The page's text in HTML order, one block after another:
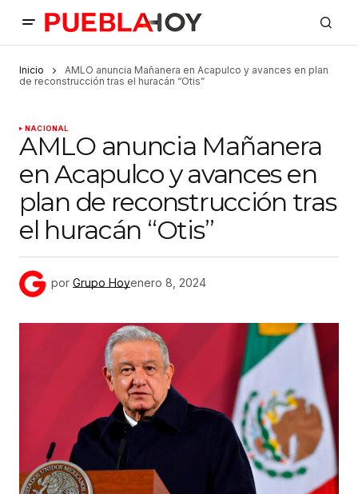
Inicio
AMLO anuncia Mañanera en Acapulco y avances en plan
de reconstrucción tras el huracán “Otis”
NACIONAL
AMLO anuncia Mañanera
en Acapulco y avances en
plan de reconstrucción tras
el huracán “Otis”
por Grupo Hoyenero 8, 2024